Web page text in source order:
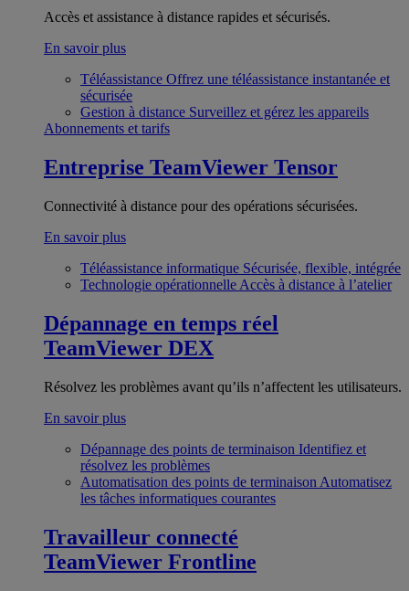
Accès et assistance à distance rapides et sécurisés.
En savoir plus
Téléassistance Offrez une téléassistance instantanée et
sécurisée
Gestion à distance Surveillez et gérez les appareils
Abonnements et tarifs
Entreprise TeamViewer Tensor
Connectivité à distance pour des opérations sécurisées.
En savoir plus
Téléassistance informatique Sécurisée, flexible, intégrée
Technologie opérationnelle Accès à distance à l’atelier
Dépannage en temps réel
TeamViewer DEX
Résolvez les problèmes avant qu’ils n’affectent les utilisateurs.
En savoir plus
Dépannage des points de terminaison Identifiez et
résolvez les problèmes
Automatisation des points de terminaison Automatisez
les tâches informatiques courantes
Travailleur connecté
TeamViewer Frontline